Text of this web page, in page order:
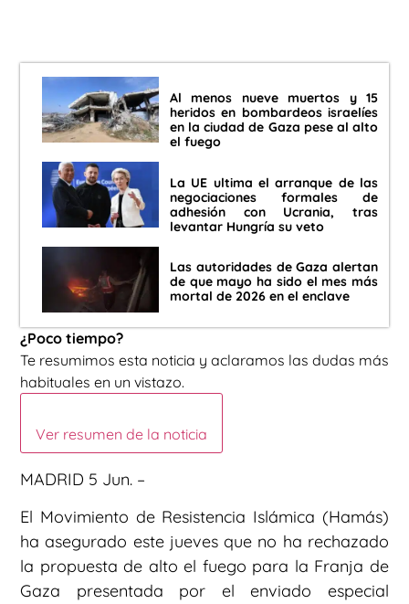
Al menos nueve muertos y 15
heridos en bombardeos israelíes
en la ciudad de Gaza pese al alto
el fuego
La UE ultima el arranque de las
negociaciones formales de
adhesión con Ucrania, tras
levantar Hungría su veto
Las autoridades de Gaza alertan
de que mayo ha sido el mes más
mortal de 2026 en el enclave
¿Poco tiempo?
Te resumimos esta noticia y aclaramos las dudas más
habituales en un vistazo.
Ver resumen de la noticia
MADRID 5 Jun. –
El Movimiento de Resistencia Islámica (Hamás)
ha asegurado este jueves que no ha rechazado
la propuesta de alto el fuego para la Franja de
Gaza presentada por el enviado especial